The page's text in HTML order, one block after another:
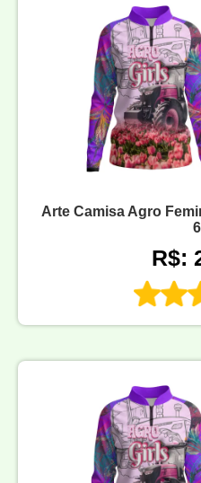
Arte Camisa Agro
R$: